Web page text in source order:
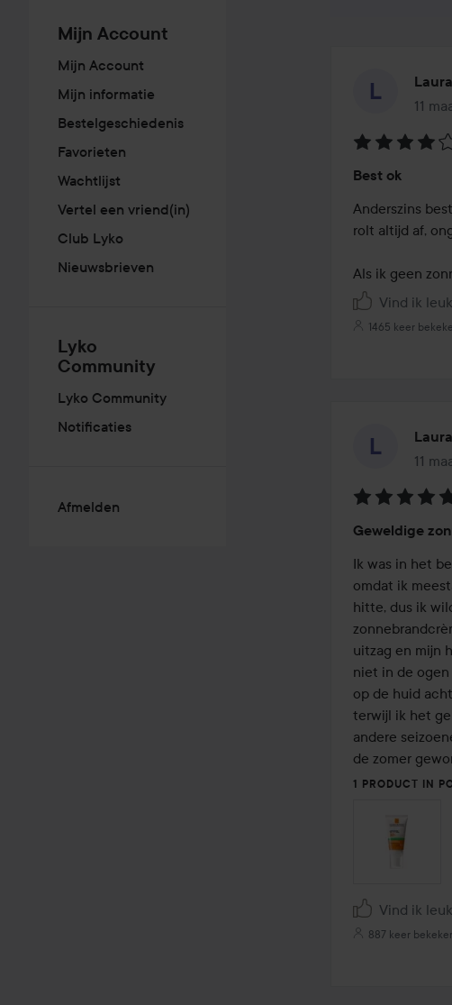
Mijn Account
Mijn Account
Mijn informatie
Bestelgeschiedenis
Favorieten
Wachtlijst
Vertel een vriend(in)
Club Lyko
Nieuwsbrieven
Lyko
Community
Lyko Community
Notificaties
Afmelden
Laura
11
Het
4
van
de
Best ok
Anderszins
rolt altijd af,
Als ik geen
Vind ik leuk
1465 keer
Laura
11
Het
5
van
de
5
Geweldige
Ik was in het
omdat ik
hitte, dus ik
uitzag en mijn
niet in de
op de huid
terwijl ik het
andere
de zomer
1 PRODUCT IN
Vind ik leuk
887 keer